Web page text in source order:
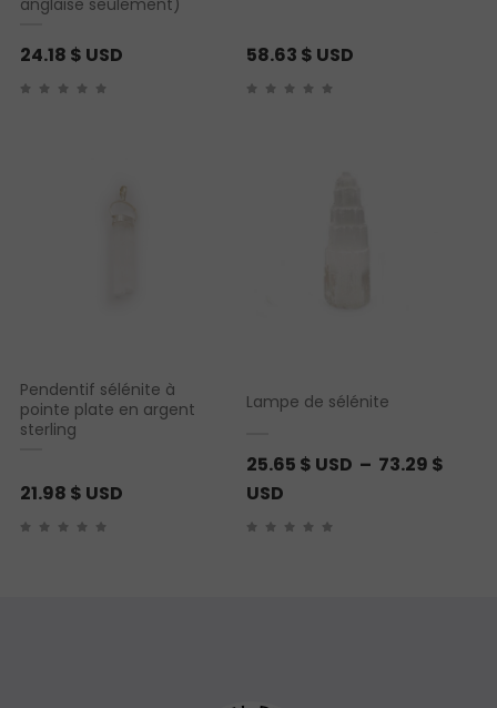
24.18 $ USD 58.63 $ USD
Pendentif sélénite à
pointe plate en argent
sterling
21.98 $ USD
Lampe de sélénite
25.65 $ USD – 73.29 $
USD
l